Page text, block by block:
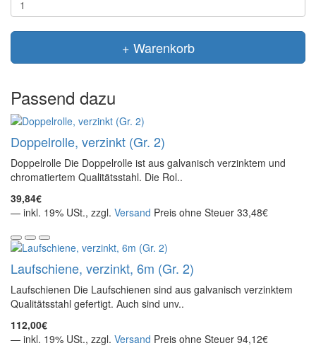
+ Warenkorb
Passend dazu
Doppelrolle, verzinkt (Gr. 2)
Doppelrolle Die Doppelrolle ist aus galvanisch verzinktem und
chromatiertem Qualitätsstahl. Die Rol..
39,84€
— inkl. 19% USt., zzgl. Versand Preis ohne Steuer 33,48€
Laufschiene, verzinkt, 6m (Gr. 2)
Laufschienen Die Laufschienen sind aus galvanisch verzinktem
Qualitätsstahl gefertigt. Auch sind unv..
112,00€
— inkl. 19% USt., zzgl. Versand Preis ohne Steuer 94,12€